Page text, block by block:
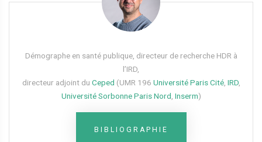
Démographe en santé publique, directeur de recherche HDR à
l’IRD,
directeur adjoint du Ceped (UMR 196 Université Paris Cité, IRD,
Université Sorbonne Paris Nord Inserm)
BIBLIOGRAPHIE